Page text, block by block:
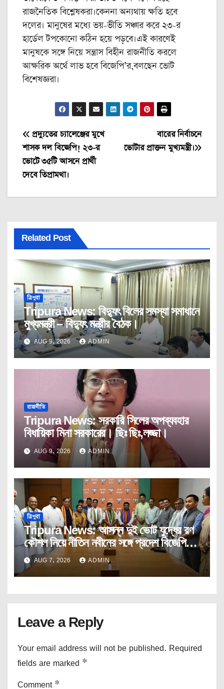
রাজনৈতিক বিশ্লেষকরা।কেননা অন্যথায় ক্ষতি হবে
দলের। মানুষের মধ্যে ভয়-ভীতি সঞ্চার করে ২৩-র
হার্ডেল টপকোনো কঠিন হয়ে পড়বে।এই কারণেই
মানুষকে সঙ্গে নিয়ে সন্ত্রাস বিহীন রাজনীতি করলে
আক্ষরিক অর্থে লাভ হবে বিজেপি’র,বলছেন ভোট
বিশেষজ্ঞরা।
Post
navigation
বারের নির্বাচনে
ভোটার প্রাক্তন মুখ্যমন্ত্রী।
প্রদ্যুতের চ্যালেঞ্জের মুখে
শাসক দল বিজেপি! ২৩-র
ভোটে ৩৫টি আসনে প্রার্থী
দেবে তিপ্রামথা।
Related Post
ত্রিপুরা
Tripura News: বিদ্যুৎ বিলের সমস্যা সমাধানে
মুখ্যমন্ত্রী – বিদ্যুৎ মন্ত্রীর বৈঠক।
AUG 9, 2026 ADMIN
রাজনীতি
Tripura News: সরকারি সিলের অপব্যবহার
বিধায়িকা মিনা সরকারের। ছিঃ ছিঃ,লজ্জা।
AUG 9, 2026 ADMIN
ত্রিপুরা
Tripura News: আসন্ন দুই ভোট যুদ্ধের রণ
কৌশল নিয়ে নীতিন নবীনের সঙ্গে প্রদেশ বিজেপির
কোর কমিটির বৈঠক।
AUG 7, 2026 ADMIN
Leave a Reply
Your email address will not be published. Required
fields are marked *
Comment *